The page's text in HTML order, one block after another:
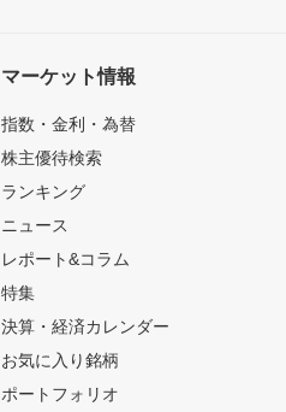
マーケット情報
指数・金利・為替
株主優待検索
ランキング
ニュース
レポート&コラム
特集
決算・経済カレンダー
お気に入り銘柄
ポートフォリオ